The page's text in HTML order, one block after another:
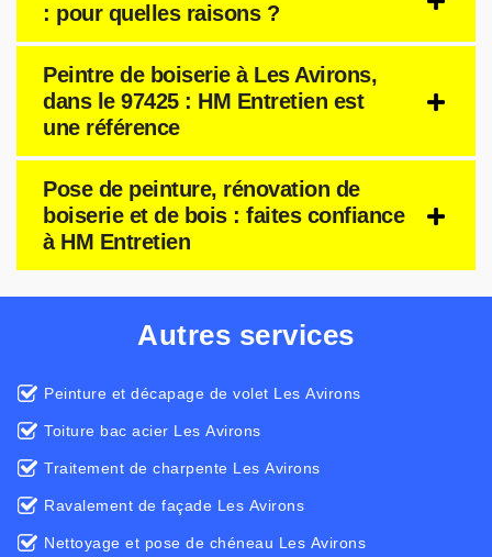
: pour quelles raisons ?
Peintre de boiserie à Les Avirons,
dans le 97425 : HM Entretien est
une référence
Pose de peinture, rénovation de
boiserie et de bois : faites confiance
à HM Entretien
Autres services
Peinture et décapage de volet Les Avirons
Toiture bac acier Les Avirons
Traitement de charpente Les Avirons
Ravalement de façade Les Avirons
Nettoyage et pose de chéneau Les Avirons